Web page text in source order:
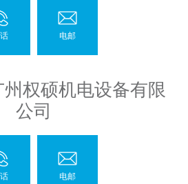
权硕机电设备有限
公司